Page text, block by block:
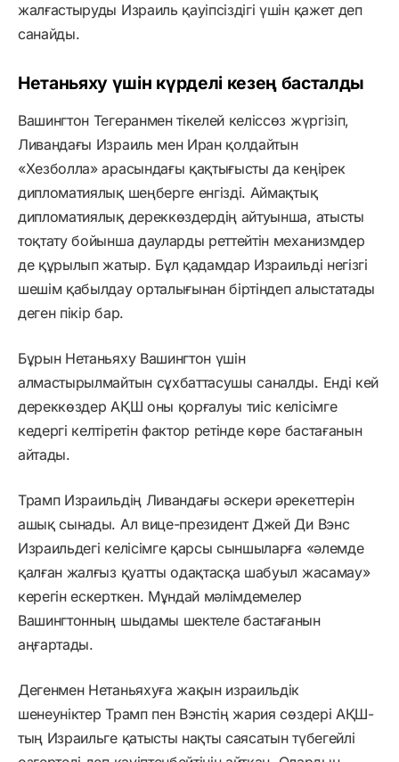
жалғастыруды Израиль қауіпсіздігі үшін қажет деп
санайды.
Нетаньяху үшін күрделі кезең басталды
Вашингтон Тегеранмен тікелей келіссөз жүргізіп,
Ливандағы Израиль мен Иран қолдайтын
«Хезболла» арасындағы қақтығысты да кеңірек
дипломатиялық шеңберге енгізді. Аймақтық
дипломатиялық дереккөздердің айтуынша, атысты
тоқтату бойынша дауларды реттейтін механизмдер
де құрылып жатыр. Бұл қадамдар Израильді негізгі
шешім қабылдау орталығынан біртіндеп алыстатады
деген пікір бар.
Бұрын Нетаньяху Вашингтон үшін
алмастырылмайтын сұхбаттасушы саналды. Енді кей
дереккөздер АҚШ оны қорғалуы тиіс келісімге
кедергі келтіретін фактор ретінде көре бастағанын
айтады.
Трамп Израильдің Ливандағы әскери әрекеттерін
ашық сынады. Ал вице-президент Джей Ди Вэнс
Израильдегі келісімге қарсы сыншыларға «әлемде
қалған жалғыз қуатты одақтасқа шабуыл жасамау»
керегін ескерткен. Мұндай мәлімдемелер
Вашингтонның шыдамы шектеле бастағанын
аңғартады.
Дегенмен Нетаньяхуға жақын израильдік
шенеуніктер Трамп пен Вэнстің жария сөздері АҚШ-
тың Израильге қатысты нақты саясатын түбегейлі